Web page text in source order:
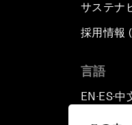
サステナ
採用情報
言語
EN ▪ ES▪中